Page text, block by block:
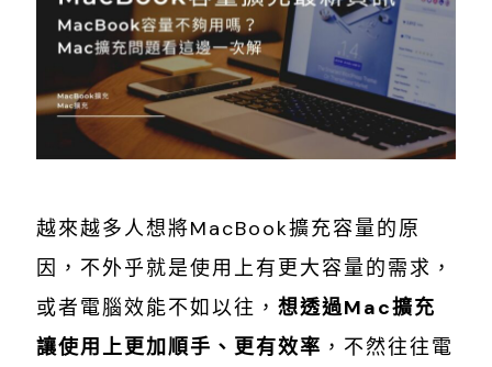
越來越多人想將MacBook擴充容量的原
因，不外乎就是使用上有更大容量的需求，
或者電腦效能不如以往， 想透過Mac擴充
讓使用上更加順手、更有效率 ，不然往往電